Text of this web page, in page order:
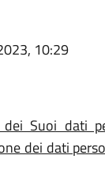
10:29
Suoi dati
dei dati